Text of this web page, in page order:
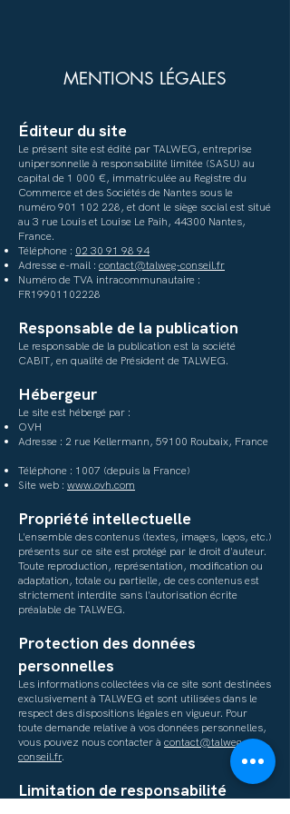
MENTIONS LÉGALES
Éditeur du site
Le présent site est édité par TALWEG, entreprise
unipersonnelle à responsabilité limitée (SASU) au
capital de 1 000 €, immatriculée au Registre du
Commerce et des Sociétés de Nantes sous le
numéro901 102 228, et dont le siège social est situé
au 3 rue Louis et Louise Le Paih, 44300 Nantes,
France.
Téléphone : 02 30 91 98 94
Adresse e-mail : contact@talweg-conseil.fr
Numéro de TVA intracommunautaire :
FR19901102228
Responsable de la publication
Le responsable de la publication est la société
CABIT, en qualité de Président de TALWEG.
Hébergeur
Le site est hébergé par :
OVH
Adresse : 2 rue Kellermann, 59100 Roubaix, France
Téléphone : 1007 (depuis la France)
Site web : www.ovh.com
Propriété intellectuelle
L'ensemble des contenus (textes, images, logos, etc.)
présents sur ce site est protégé par le droit d'auteur.
Toute reproduction, représentation, modification ou
adaptation, totale ou partielle, de ces contenus est
strictement interdite sans l'autorisation écrite
préalable de TALWEG.
Protection des données
personnelles
Les informations collectées via ce site sont destinées
exclusivement à TALWEG et sont utilisées dans le
respect des dispositions légales en vigueur. Pour
toute demande relative à vos données personnelles,
vous pouvez nous contacter à contact@talweg-
conseil.fr.
Limitation de responsabilité